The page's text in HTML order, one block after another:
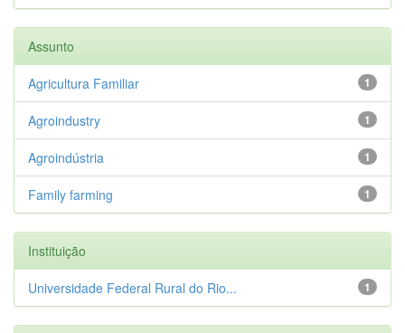
Assunto
1
Agricultura Familiar
1
Agroindustry
1
Agroindústria
1
Family farming
Instituição
1
Universidade Federal Rural do Rio...